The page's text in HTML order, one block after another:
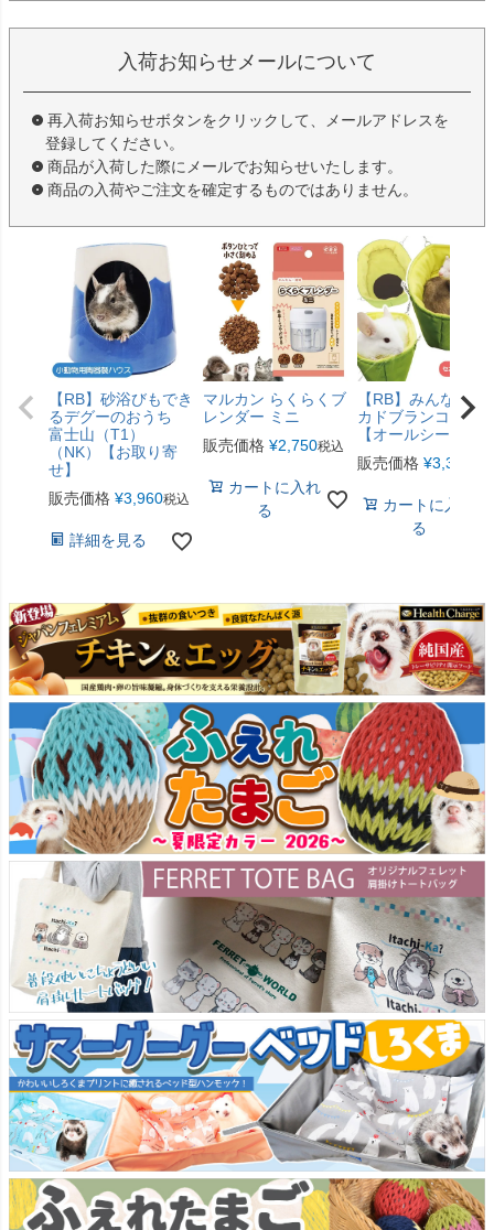
入荷お知らせメールについて
再入荷お知らせボタンをクリックして、メールアドレスを
登録してください。
商品が入荷した際にメールでお知らせいたします。
商品の入荷やご注文を確定するものではありません。
【RB】砂浴びもでき
るデグーのおうち
富士山（T1）
（NK）【お取り寄
せ】
販売価格 ¥3,960税込
詳細を見る
マルカン らくらくブ
レンダー ミニ
販売価格 ¥2,750税込
カートに入れ
る
【RB】みんなのア
カドブランコ（F2
【オールシーズン
販売価格 ¥3,300
カートに入れ
る